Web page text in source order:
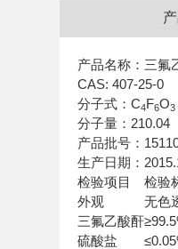
产品名称：三
CAS: 407-25-0
分子式：C4F6O3
分子量：
产品批号：
生产日期：
检验项目
检验
外观
无色
三氟乙酸酐
硫酸盐